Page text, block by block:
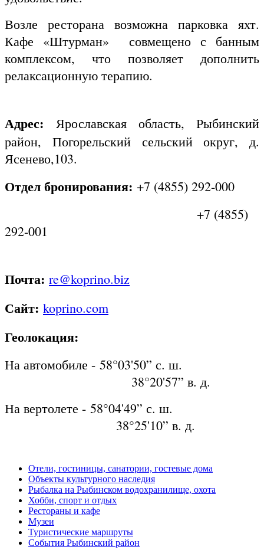
Возле ресторана возможна парковка яхт.
Кафе «Штурман» совмещено с банным
комплексом, что позволяет дополнить
релаксационную терапию.
Адрес: Ярославская область, Рыбинский
район, Погорельский сельский округ, д.
Ясенево,103.
Отдел бронирования: +7 (4855) 292-000
+7 (4855)
292-001
Почта: re@koprino.biz
Сайт: koprino.com
Геолокация:
На автомобиле - 58°03'50” с. ш.
38°20'57” в. д.
На вертолете - 58°04'49” с. ш.
38°25'10” в. д.
Отели, гостиницы, санатории, гостевые дома
Объекты культурного наследия
Рыбалка на Рыбинском водохранилище, охота
Хобби, спорт и отдых
Рестораны и кафе
Музеи
Туристические маршруты
События Рыбинский район